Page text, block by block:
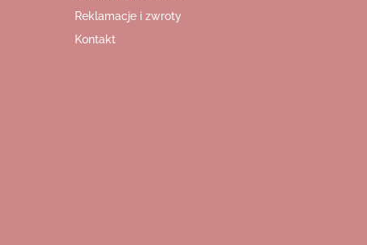
Reklamacje i zwroty
Kontakt